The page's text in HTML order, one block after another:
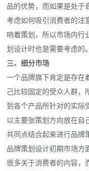
品的优势，而如果是处于
考虑如何吸引消费者的注
响着策划，所以市场内行
划设计时也是需要考虑的。
三、细分市场
一个品牌旗下肯定是存在
己比较固定的受众人群，
到各个产品所针对的实际
以主要张策划方向放在自
共同点结合起来进行品牌
品牌策划设计初期市场方
很多关于消费者的内容，